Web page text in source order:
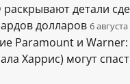
раскрывают детали
долларов 6
Paramount и Warner:
Харрис) могут